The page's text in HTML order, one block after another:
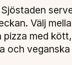
Välj
pizza med
och